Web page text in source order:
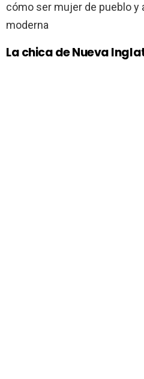
cómo ser mujer de pueblo y
moderna
La chica de Nueva